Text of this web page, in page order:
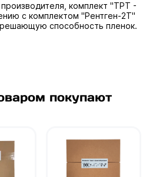
комплект "ТРТ -
с комплектом "Рентген-2T"
способность пленок.
покупают